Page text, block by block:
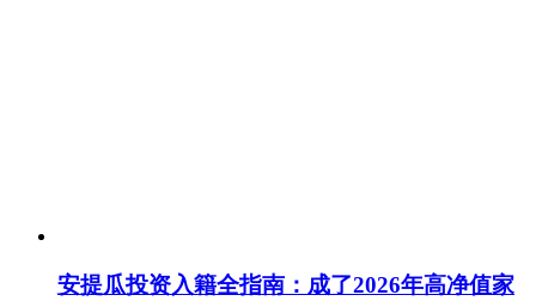
安提瓜投资入籍全指南：成了2026年高净值家